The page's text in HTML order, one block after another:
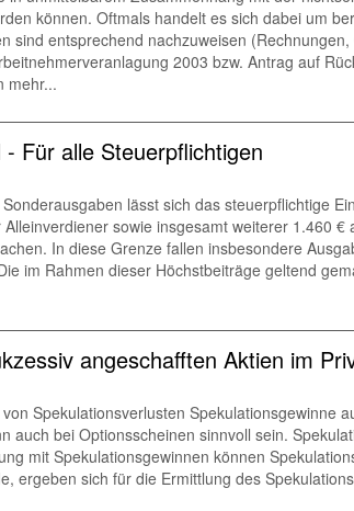
können. Oftmals handelt es sich dabei um
sind entsprechend nachzuweisen
2003 bzw. Antrag auf
mehr...
Für alle Steuerpflichtigen
lässt sich das steuerpflichtige
sowie insgesamt weiterer 1.460
In diese Grenze fallen insbesondere
im Rahmen dieser Höchstbeiträge geltend
angeschafften Aktien im
Spekulationsverlusten Spekulationsgewinne
bei Optionsscheinen sinnvoll sein.
mit Spekulationsgewinnen können
ergeben sich für die Ermittlung des